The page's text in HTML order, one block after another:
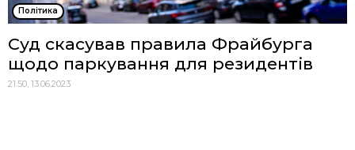
Політика
Суд скасував правила Фрайбурга
щодо паркування для резидентів
21:50, 13.06.2023